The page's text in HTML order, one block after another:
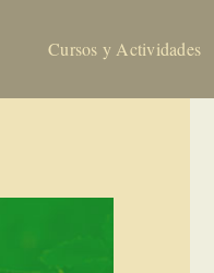
Cursos y Actividades